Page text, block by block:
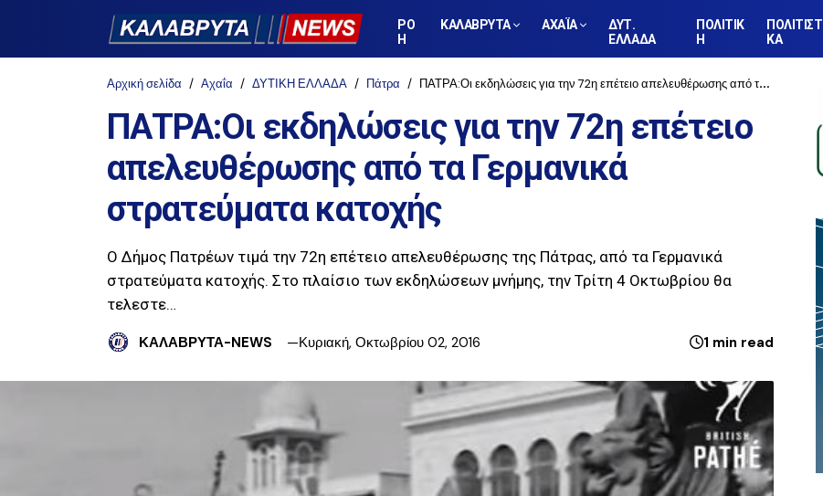
ΡΟ
Η
ΚΑΛΑΒΡΥΤΑ ΑΧΑΪΑ
ΔΥΤ.
ΕΛΛΑΔΑ
ΠΟΛΙΤΙΚ
Η
ΠΟΛΙΤΙΣΤΙ
ΚΑ
Αρχική σελίδα Αχαΐα ΔΥΤΙΚΗ ΕΛΛΑΔΑ Πάτρα ΠΑΤΡΑ:Οι εκδηλώσεις για την 72η επέτειο απελευθέρωσης από τα Γερμανικά στρατεύματα κατοχής
ΠΑΤΡΑ:Οι εκδηλώσεις για την 72η επέτειο
απελευθέρωσης από τα Γερμανικά
στρατεύματα κατοχής
Ο Δήμος Πατρέων τιμά την 72η επέτειο απελευθέρωσης της Πάτρας, από τα Γερμανικά
στρατεύματα κατοχής. Στο πλαίσιο των εκδηλώσεων μνήμης, την Τρίτη 4 Οκτωβρίου θα
τελεστε…
ΚΑΛΑΒΡΥΤΑ-NEWS Κυριακή, Οκτωβρίου 02, 2016 1 min read